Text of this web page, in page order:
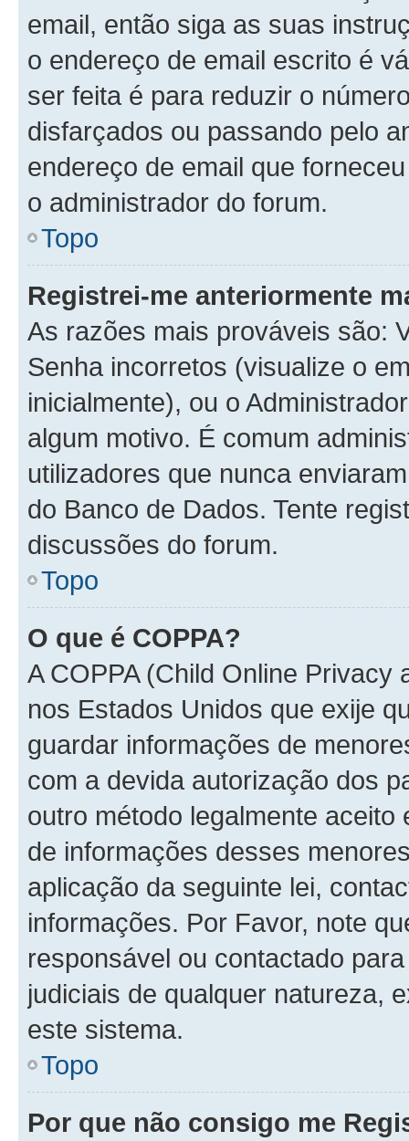
email, então siga as suas
o endereço de email escrito é
ser feita é para reduzir o
disfarçados ou passando pelo
endereço de email que
o administrador do forum.
Topo
Registrei-me anteriormente
As razões mais prováveis são:
Senha incorretos (visualize o
inicialmente), ou o
algum motivo. É comum
utilizadores que nunca
do Banco de Dados. Tente
discussões do forum.
Topo
O que é COPPA?
A COPPA (Child Online Privacy
nos Estados Unidos que exije
guardar informações de
com a devida autorização dos
outro método legalmente
de informações desses
aplicação da seguinte lei,
informações. Por Favor, note
responsável ou contactado
judiciais de qualquer natureza,
este sistema.
Topo
Por que não consigo me